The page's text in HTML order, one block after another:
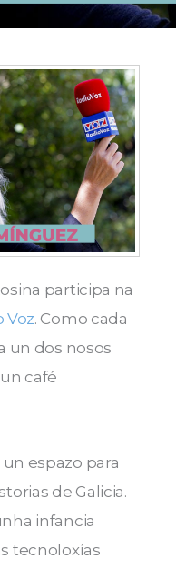
participa na
Voz. Como cada
un dos nosos
café
un espazo para
de Galicia.
infancia
tecnoloxías